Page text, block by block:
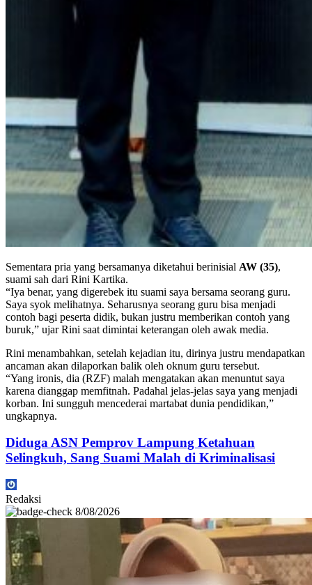
Sementara pria yang bersamanya diketahui berinisial AW (35),
suami sah dari Rini Kartika.
“Iya benar, yang digerebek itu suami saya bersama seorang guru.
Saya syok melihatnya. Seharusnya seorang guru bisa menjadi
contoh bagi peserta didik, bukan justru memberikan contoh yang
buruk,” ujar Rini saat dimintai keterangan oleh awak media.
Rini menambahkan, setelah kejadian itu, dirinya justru mendapatkan
ancaman akan dilaporkan balik oleh oknum guru tersebut.
“Yang ironis, dia (RZF) malah mengatakan akan menuntut saya
karena dianggap memfitnah. Padahal jelas-jelas saya yang menjadi
korban. Ini sungguh mencederai martabat dunia pendidikan,”
ungkapnya.
Diduga ASN Pemprov Lampung Ketahuan
Selingkuh, Sang Suami Malah di Kriminalisasi
Redaksi
8/08/2026